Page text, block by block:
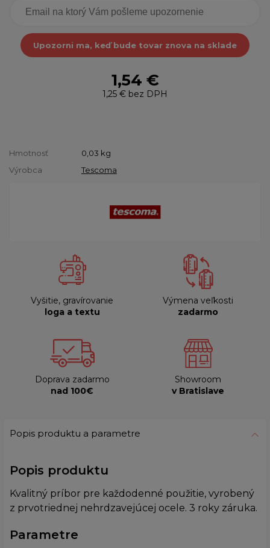
Upozorni ma, keď bude tovar znova na sklade
1,54 €
1,25 € bez DPH
Hmotnosť 0,03 kg
Výrobca
Tescoma
Vyšitie, gravírovanie
loga a textu
Výmena veľkosti
zadarmo
Doprava zadarmo
nad 100€
Showroom
v Bratislave
Popis produktu a parametre
Popis produktu
Kvalitný príbor pre každodenné použitie, vyrobený
z prvotriednej nehrdzavejúcej ocele. 3 roky záruka.
Parametre